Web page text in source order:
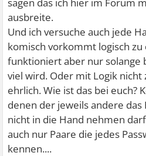
ausbreite.
Und ich versuche auch jede
komisch vorkommt logisch zu
funktioniert aber nur solange
viel wird. Oder mit Logik nicht
ehrlich. Wie ist das bei euch?
denen der jeweils andere das
nicht in die Hand nehmen
auch nur Paare die jedes
kennen....